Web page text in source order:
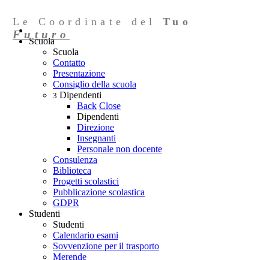
Le Coordinate delTuo
Futuro
Scuola
Scuola
Contatto
Presentazione
Consiglio della scuola
3 Dipendenti
Back Close
Dipendenti
Direzione
Insegnanti
Personale non docente
Consulenza
Biblioteca
Progetti scolastici
Pubblicazione scolastica
GDPR
Studenti
Studenti
Calendario esami
Sovvenzione per il trasporto
Merende